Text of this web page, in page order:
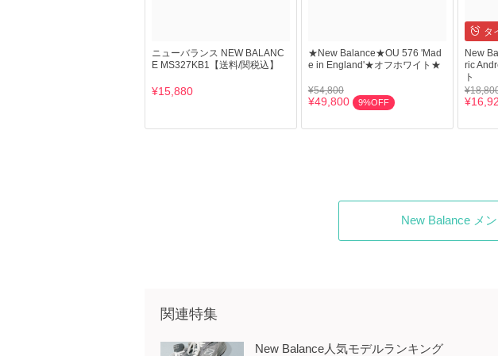
ニューバランス NEW BALANC
E MS327KB1【送料/関税込】
¥15,880
★New Balance★OU 576 'Mad
e in England'★オフホワイト★
¥54,800
¥49,800 9%OFF
タ
New
ric
ト
New Balance メ
関連特集
New Balance人気モデルランキング